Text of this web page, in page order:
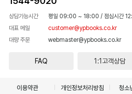
상담가능시간 평일 09:00 ~ 18:00 / 점심시간
대표 메일
customer@ypbooks.co.kr
대량 주문
webmaster@ypbooks.co.kr
FAQ 1:1고객상담
이용약관 개인정보처리방침 청소